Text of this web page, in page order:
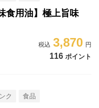
食用油】極上旨味
3,870
116 ポイント
ク 食品